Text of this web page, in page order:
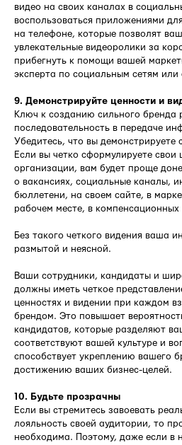
видео на своих каналах в
воспользоваться приложениями
на телефоне, которые позволят
увлекательные видеоролики за
прибегнуть к помощи вашей
эксперта по социальным сетям или
9. Демонстрируйте ценности и
Ключ к созданию сильного бренда
последовательность в передаче
Убедитесь, что вы демонстрируете
Если вы четко сформулируете свои
организации, вам будет проще
о вакансиях, социальные каналы,
бюллетени, на своем сайте, в
рабочем месте, в компенсационных
Без такого четкого видения ваша
размытой и неясной.
Ваши сотрудники, кандидаты и
должны иметь четкое
ценностях и видении при каждом
брендом. Это повышает
кандидатов, которые разделяют
соответствуют вашей культуре и
способствует укреплению вашего
достижению ваших бизнес-целей.
10. Будьте прозрачны
Если вы стремитесь завоевать
лояльность своей аудитории, то
необходима. Поэтому, даже если в